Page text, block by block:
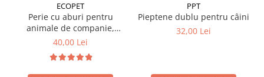
ECOPET
Perie cu aburi pentru
animale de companie,
conține cablu încărcare
40,00 Lei
PPT
Pieptene dublu pentru câini
32,00 Lei